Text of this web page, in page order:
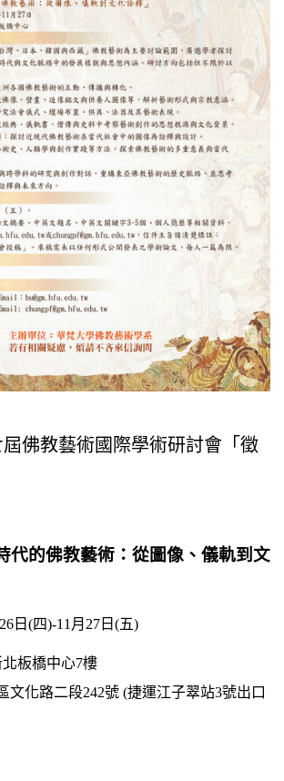
佛教藝術國際學術研討會「徵
代的佛教藝術：從圖像、儀軌到文
日(四)-11月27日(五)
板橋中心7樓
化路二段242號 (捷運江子翠站3號出口